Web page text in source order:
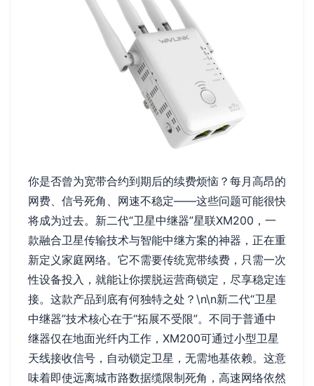
你是否曾为宽带合约到期后的续费烦恼？每月高昂的
网费、信号死角、网速不稳定——这些问题可能很快
将成为过去。新二代“卫星中继器”星联XM200，一
款融合卫星传输技术与智能中继方案的神器，正在重
新定义家庭网络。它不需要传统宽带续费，只需一次
性设备投入，就能让你摆脱运营商锁定，尽享稳定连
接。这款产品到底有何独特之处？\n\n新二代“卫星
中继器”技术核心在于“拓展不受限”。不同于普通中
继器仅在地面光纤内工作，XM200可通过小型卫星
天线接收信号，自动锁定卫星，无需地基依赖。这意
味着即使远离城市路数据缆限制死角，高速网络依然